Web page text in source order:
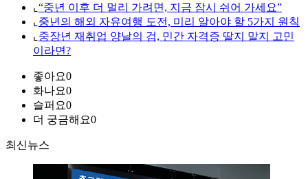
⌞ “중년 이후 더 멀리 가려면, 지금 잠시 쉬어 가세요”
⌞ 중년의 해외 자유여행 도전, 미리 알아야 할 5가지 원칙
⌞ 중장년 재취업 양날의 검, 민간 자격증 딸지 말지 고민
이라면?
좋아요0
화나요0
슬퍼요0
더 궁금해요0
최신뉴스